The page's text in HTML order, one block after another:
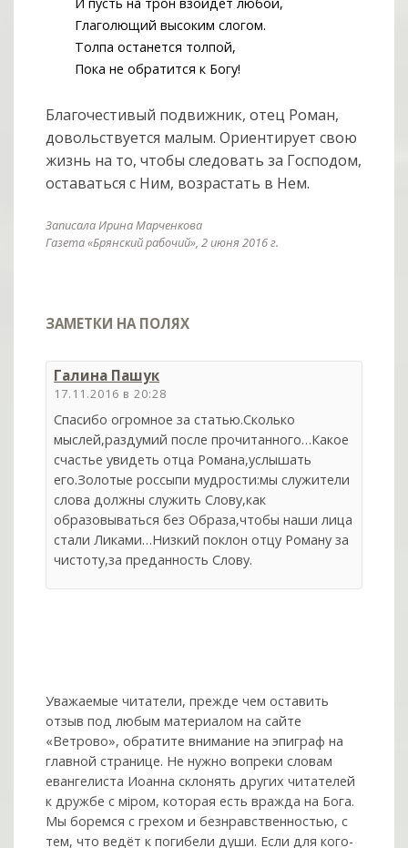
И пусть на трон взойдет любой,
Глаголющий высоким слогом.
Толпа останется толпой,
Пока не обратится к Богу!
Благочестивый подвижник, отец Роман,
довольствуется малым. Ориентирует свою
жизнь на то, чтобы следовать за Господом,
оставаться с Ним, возрастать в Нем.
Записала Ирина Марченкова
Газета «Брянский рабочий», 2 июня 2016 г.
ЗАМЕТКИ НА ПОЛЯХ
Галина Пашук
17.11.2016 в 20:28
Спасибо огромное за статью.Сколько
мыслей,раздумий после прочитанного…Какое
счастье увидеть отца Романа,услышать
его.Золотые россыпи мудрости:мы служители
слова должны служить Слову,как
образовываться без Образа,чтобы наши лица
стали Ликами…Низкий поклон отцу Роману за
чистоту,за преданность Слову.
Уважаемые читатели, прежде чем оставить
отзыв под любым материалом на сайте
«Ветрово», обратите внимание на эпиграф на
главной странице. Не нужно вопреки словам
евангелиста Иоанна склонять других читателей
к дружбе с мiром, которая есть вражда на Бога.
Мы боремся с грехом и без­нрав­ствен­ностью, с
тем, что ведёт к погибели души. Если для кого-